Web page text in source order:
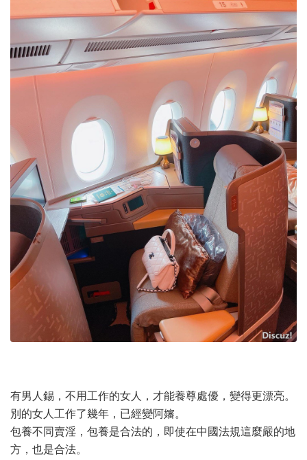
有男人錫，不用工作的女人，才能養尊處優，變得更漂亮。
別的女人工作了幾年，已經變阿嬸。
包養不同賣淫，包養是合法的，即使在中國法規這麼嚴的地
方，也是合法。